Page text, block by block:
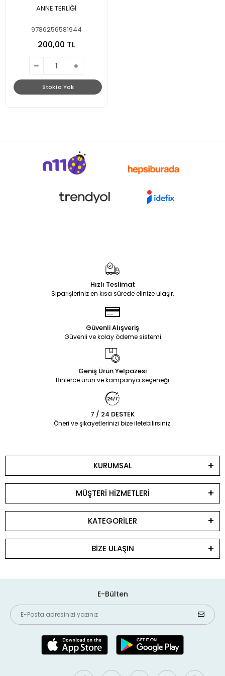
ANNE TERLİĞİ
9786256581944
200,00 TL
Stokta Yok
Hızlı Teslimat
Siparişleriniz en kısa sürede elinize ulaşır.
Güvenli Alışveriş
Güvenli ve kolay ödeme sistemi
Geniş Ürün Yelpazesi
Binlerce ürün ve kampanya seçeneği
7 / 24 DESTEK
Öneri ve şikayetlerinizi bize iletebilirsiniz.
KURUMSAL
MÜŞTERİ HİZMETLERİ
KATEGORİLER
BİZE ULAŞIN
E-Bülten